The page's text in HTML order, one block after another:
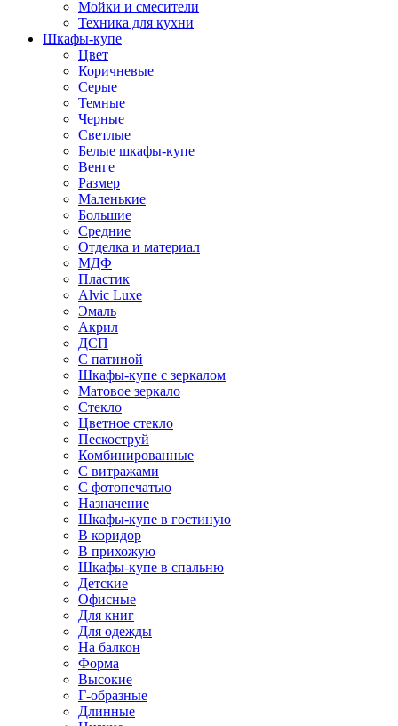
Мойки и смесители
Техника для кухни
Шкафы-купе
Цвет
Коричневые
Серые
Темные
Черные
Светлые
Белые шкафы-купе
Венге
Размер
Маленькие
Большие
Средние
Отделка и материал
МДФ
Пластик
Alvic Luxe
Эмаль
Акрил
ДСП
С патиной
Шкафы-купе с зеркалом
Матовое зеркало
Стекло
Цветное стекло
Пескоструй
Комбинированные
С витражами
С фотопечатью
Назначение
Шкафы-купе в гостиную
В коридор
В прихожую
Шкафы-купе в спальню
Детские
Офисные
Для книг
Для одежды
На балкон
Форма
Высокие
Г-образные
Длинные